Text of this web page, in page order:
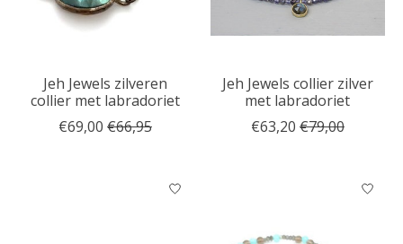
Jeh Jewels zilveren
collier met labradoriet
€69,00 €66,95
Jeh Jewels collier zilver
met labradoriet
€63,20 €79,00